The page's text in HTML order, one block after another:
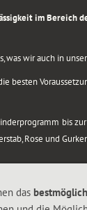
im Bereich
was wir auch in
bis
Rose und
das